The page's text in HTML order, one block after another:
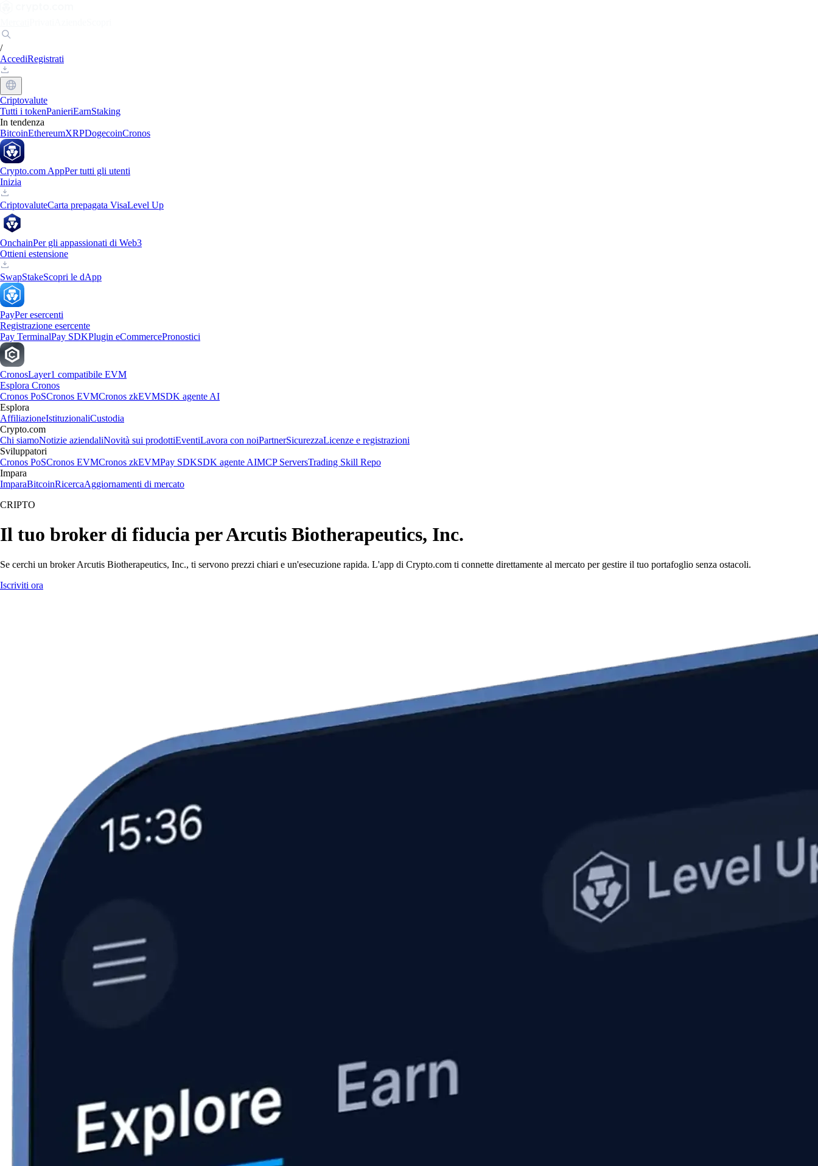
/
AccediRegistrati
Criptovalute
Tutti i tokenPanieriEarnStaking
In tendenza
BitcoinEthereumXRPDogecoinCronos
Crypto.com AppPer tutti gli utenti
Inizia
CriptovaluteCarta prepagata VisaLevel Up
OnchainPer gli appassionati di Web3
Ottieni estensione
SwapStakeScopri le dApp
PayPer esercenti
Registrazione esercente
Pay TerminalPay SDKPlugin eCommercePronostici
CronosLayer1 compatibile EVM
Esplora Cronos
Cronos PoSCronos EVMCronos zkEVMSDK agente AI
Esplora
AffiliazioneIstituzionaliCustodia
Crypto.com
Chi siamoNotizie aziendaliNovità sui prodottiEventiLavora con noiPartnerSicurezzaLicenze e registrazioni
Sviluppatori
Cronos PoSCronos EVMCronos zkEVMPay SDKSDK agente AIMCP ServersTrading Skill Repo
Impara
ImparaBitcoinRicercaAggiornamenti di mercato
CRIPTO
Il tuo broker di fiducia per Arcutis Biotherapeutics, Inc.
Se cerchi un broker Arcutis Biotherapeutics, Inc., ti servono prezzi chiari e un'esecuzione rapida. L'app di Crypto.com ti connette direttamente al mercato per gestire il tuo portafoglio senza ostacoli.
Iscriviti ora